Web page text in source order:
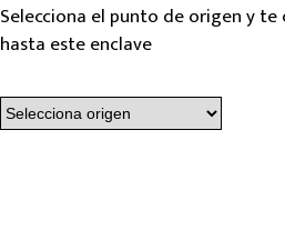
Selecciona el punto de origen y
hasta este enclave